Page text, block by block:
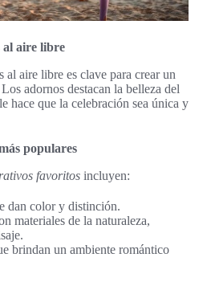
al aire libre
al aire libre es clave para crear un
adornos destacan la belleza del
hace que la celebración sea única y
populares
favoritos incluyen:
dan color y distinción.
materiales de la naturaleza,
brindan un ambiente romántico